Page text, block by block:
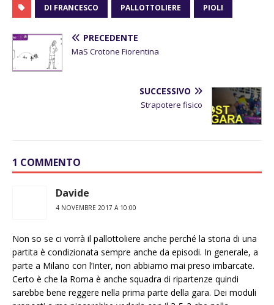
DI FRANCESCO PALLOTTOLIERE PIOLI
PRECEDENTE
MaS Crotone Fiorentina
SUCCESSIVO
Strapotere fisico
1 COMMENTO
Davide
4 NOVEMBRE 2017 A 10:00
Non so se ci vorrà il pallottoliere anche perché la storia di una
partita è condizionata sempre anche da episodi. In generale, a
parte a Milano con l’Inter, non abbiamo mai preso imbarcate.
Certo è che la Roma è anche squadra di ripartenze quindi
sarebbe bene reggere nella prima parte della gara. Dei moduli